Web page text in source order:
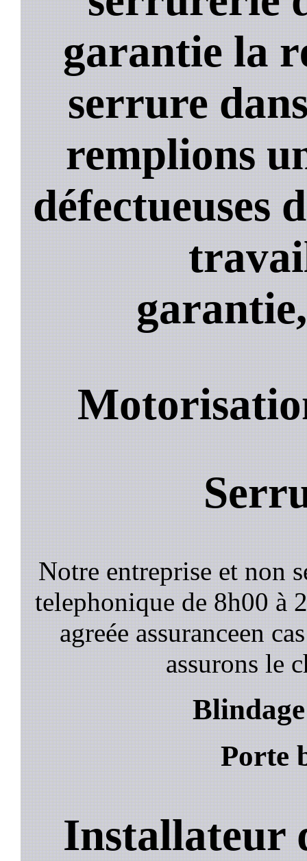
garantie la
serrure
remplions
défectueuses
garantie,
Notre entreprise et non
telephonique de 8h00 à
agreée assuranceen
assurons le
Porte
Installateur